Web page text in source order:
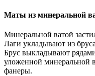
Маты из минеральной
Минеральной ватой
Лаги укладывают из
Брус выкладывают
уложенной минеральной
фанеры.